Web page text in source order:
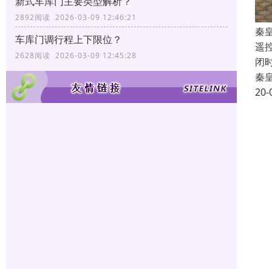
2892阅读 2026-03-09 12:46:21
车库门调行程上下限位？
2628阅读 2026-03-09 12:45:28
秦
遥
闭
秦
20-